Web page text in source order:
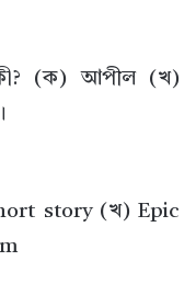
কী? (ক) আপীল (খ)
story (খ) Epic